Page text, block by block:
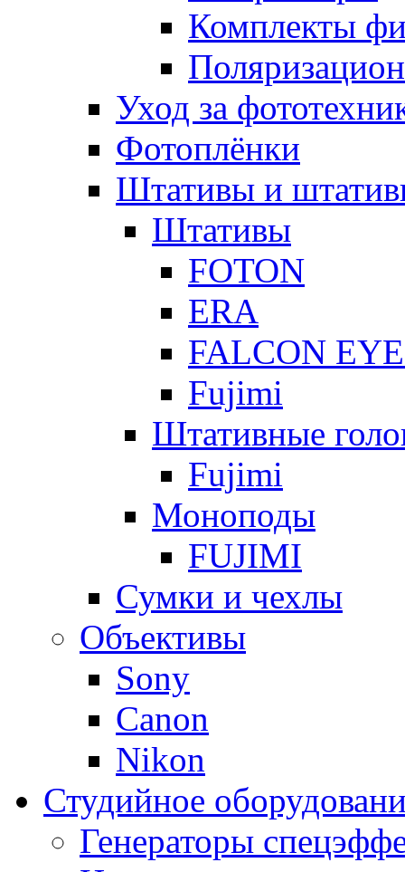
Комплекты
Уход за
Фотоплёнки
Штативы и
Штативы
FOTON
ERA
FALCON
Fujimi
Штативные
Fujimi
Моноподы
FUJIMI
Сумки и чехлы
Объективы
Sony
Canon
Nikon
Студийное
Генераторы